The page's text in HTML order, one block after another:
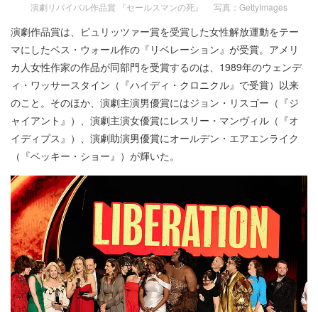
演劇リバイバル作品賞 『セールスマンの死』 写真：GettyImages
演劇作品賞は、ピュリッツァー賞を受賞した女性解放運動をテー
マにしたベス・ウォール作の『リベレーション』が受賞。アメリ
カ人女性作家の作品が同部門を受賞するのは、1989年のウェンデ
ィ・ワッサースタイン（『ハイディ・クロニクル』で受賞）以来
のこと。そのほか、演劇主演男優賞にはジョン・リスゴー（『ジ
ャイアント』）、演劇主演女優賞にレスリー・マンヴィル（『オ
イディプス』）、演劇助演男優賞にオールデン・エアエンライク
（『ベッキー・ショー』）が輝いた。